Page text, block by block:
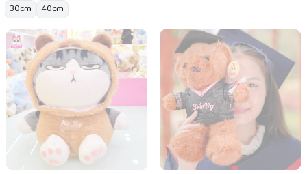
30cm 40cm